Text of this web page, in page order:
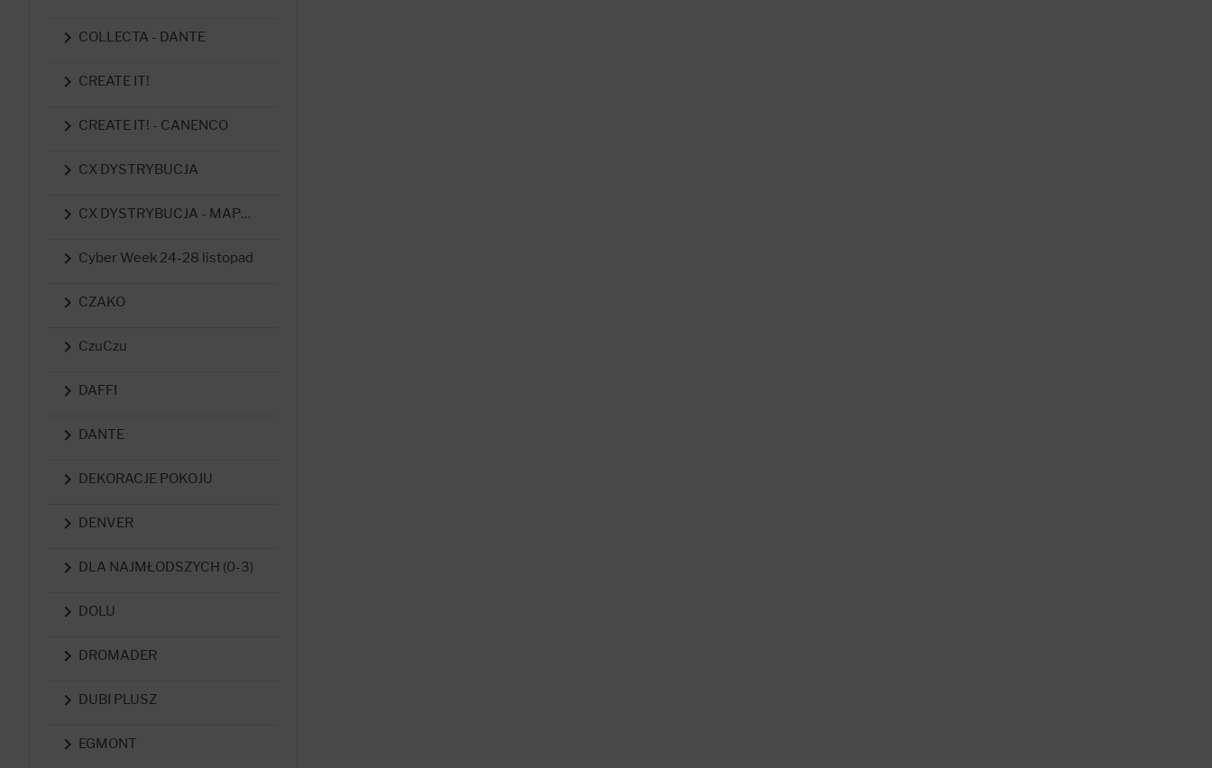
 COLLECTA - DANTE
 CREATE IT!
 CREATE IT! - CANENCO
 CX DYSTRYBUCJA
 CX DYSTRYBUCJA - MAPED
 Cyber Week 24-28 listopad
 CZAKO
 CzuCzu
 DAFFI
 DANTE
 DEKORACJE POKOJU
 DENVER
 DLA NAJMŁODSZYCH (0-3)
 DOLU
 DROMADER
 DUBI PLUSZ
 EGMONT